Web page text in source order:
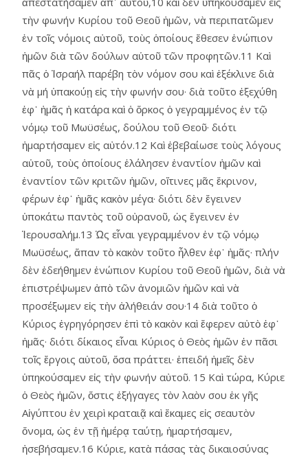
τὴν φωνήν Κυρίου τοῦ Θεοῦ ἡμῶν, νὰ περιπατῶμεν
ἐν τοῖς νόμοις αὐτοῦ, τοὺς ὁποίους ἔθεσεν ἐνώπιον
ἡμῶν διὰ τῶν δούλων αὑτοῦ τῶν προφητῶν.11 Καὶ
πᾶς ὁ Ἰσραήλ παρέβη τὸν νόμον σου καὶ ἐξέκλινε διὰ
νὰ μή ὑπακούῃ εἰς τὴν φωνήν σου· διὰ τοῦτο ἐξεχύθη
ἐφ᾿ ἡμᾶς ἡ κατάρα καὶ ὁ ὅρκος ὁ γεγραμμένος ἐν τῷ
νόμῳ τοῦ Μωϋσέως, δούλου τοῦ Θεοῦ· διότι
ἡμαρτήσαμεν εἰς αὐτόν.12 Καὶ ἐβεβαίωσε τοὺς λόγους
αὑτοῦ, τοὺς ὁποίους ἐλάλησεν ἐναντίον ἡμῶν καὶ
ἐναντίον τῶν κριτῶν ἡμῶν, οἵτινες μᾶς ἔκρινον,
φέρων ἐφ᾿ ἡμᾶς κακὸν μέγα· διότι δὲν ἔγεινεν
ὑποκάτω παντὸς τοῦ οὐρανοῦ, ὡς ἔγεινεν ἐν
Ἱερουσαλήμ.13 Ὡς εἶναι γεγραμμένον ἐν τῷ νόμῳ
Μωϋσέως, ἅπαν τὸ κακὸν τοῦτο ἦλθεν ἐφ᾿ ἡμᾶς· πλήν
δὲν ἐδεήθημεν ἐνώπιον Κυρίου τοῦ Θεοῦ ἡμῶν, διὰ νὰ
ἐπιστρέψωμεν ἀπὸ τῶν ἀνομιῶν ἡμῶν καὶ νὰ
προσέξωμεν εἰς τὴν ἀλήθειάν σου·14 διὰ τοῦτο ὁ
Κύριος ἐγρηγόρησεν ἐπὶ τὸ κακὸν καὶ ἔφερεν αὐτὸ ἐφ᾿
ἡμᾶς· διότι δίκαιος εἶναι Κύριος ὁ Θεὸς ἡμῶν ἐν πᾶσι
τοῖς ἔργοις αὑτοῦ, ὅσα πράττει· ἐπειδή ἡμεῖς δὲν
ὑπηκούσαμεν εἰς τὴν φωνήν αὐτοῦ. 15 Καὶ τώρα, Κύριε
ὁ Θεὸς ἡμῶν, ὅστις ἐξήγαγες τὸν λαὸν σου ἐκ γῆς
Αἰγύπτου ἐν χειρὶ κραταιᾷ καὶ ἔκαμες εἰς σεαυτὸν
ὄνομα, ὡς ἐν τῇ ἡμέρᾳ ταύτῃ, ἡμαρτήσαμεν,
ἠσεβήσαμεν.16 Κύριε, κατὰ πάσας τὰς δικαιοσύνας